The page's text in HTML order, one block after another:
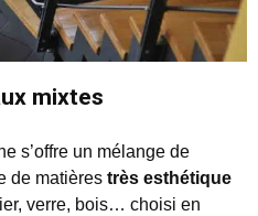
mixtes
s’offre un mélange de
de matières très esthétique
verre, bois… choisi en